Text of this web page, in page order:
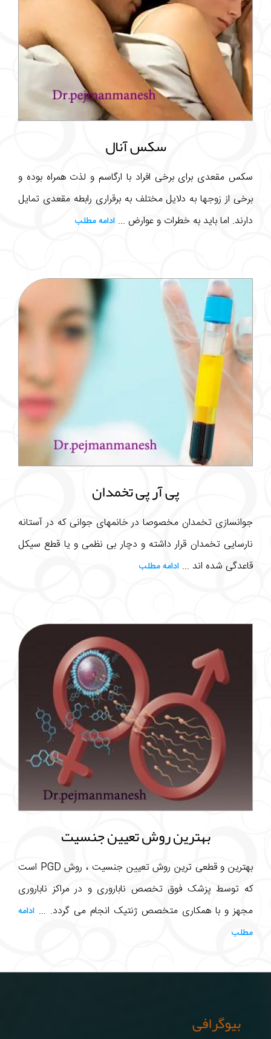
سکس آنال
سکس مقعدی برای برخی افراد با ارگاسم و لذت همراه بوده و
برخی از زوجها به دلایل مختلف به برقراری رابطه مقعدی تمایل
دارند. اما باید به خطرات و عوارض ... ادامه مطلب
پی آر پی تخمدان
جوانسازی تخمدان مخصوصا در خانمهای جوانی که در آستانه
نارسایی تخمدان قرار داشته و دچار بی نظمی و یا قطع سیکل
قاعدگی شده اند ... ادامه مطلب
بهترین روش تعیین جنسیت
بهترین و قطعی ترین روش تعیین جنسیت ، روش PGD است
که توسط پزشک فوق تخصص ناباروری و در مراکز ناباروری
مجهز و با همکاری متخصص ژنتیک انجام می گردد. ... ادامه
مطلب
بیوگرافی